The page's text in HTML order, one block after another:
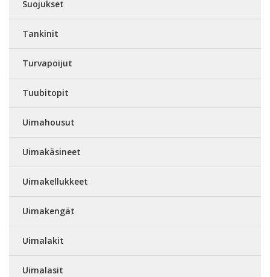
Suojukset
Tankinit
Turvapoijut
Tuubitopit
Uimahousut
Uimakäsineet
Uimakellukkeet
Uimakengät
Uimalakit
Uimalasit